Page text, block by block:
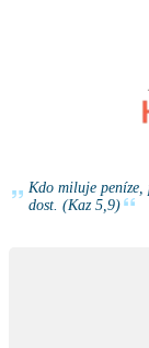
Kdo miluje peníze,
dost. (Kaz 5,9)